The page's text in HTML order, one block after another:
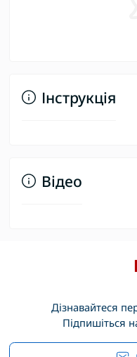
Інструкція
Відео
Дізнавайтеся
Підпишіться